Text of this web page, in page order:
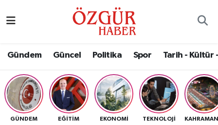
Gündem Güncel Politika Spor Tarih - Kültür
GÜNDEM EĞITIM EKONOMI TEKNOLOJI
Eğitim
Ekonomi
Nöbetçi Eczaneler
Namaz Vakitleri
Trafik Durumu